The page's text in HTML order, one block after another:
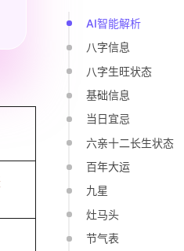
AI智能解析
八字信息
八字生旺状态
基础信息
当日宜忌
六亲十二长生状态
百年大运
九星
灶马头
节气表